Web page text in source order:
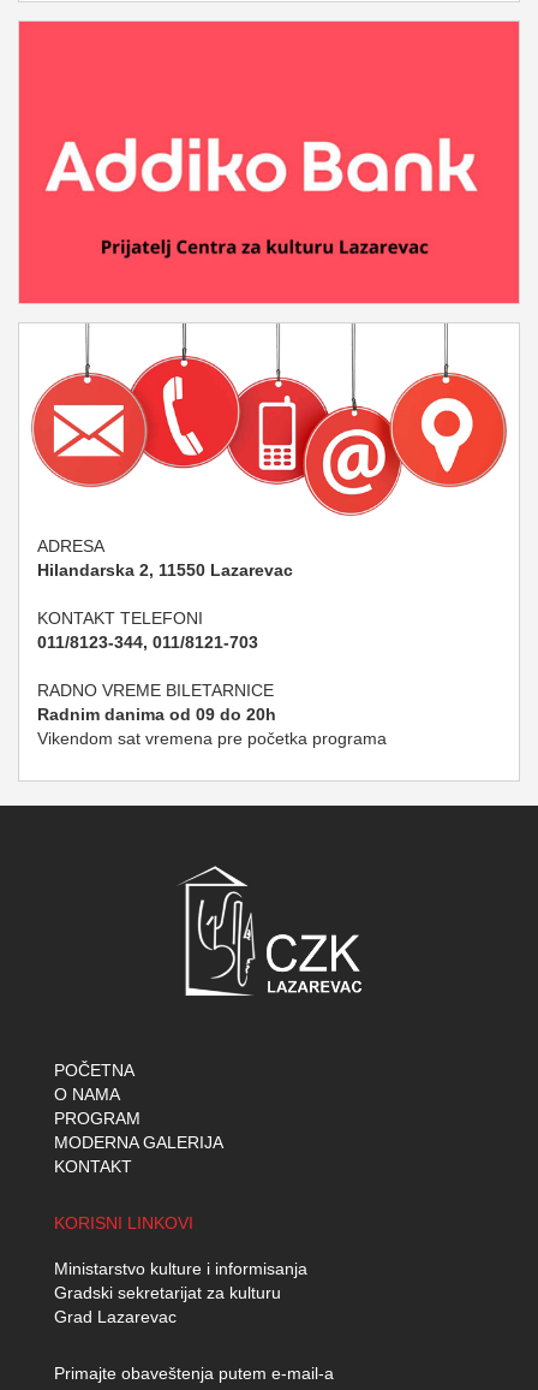
ADRESA
Hilandarska 2, 11550 Lazarevac
KONTAKT TELEFONI
011/8123-344, 011/8121-703
RADNO VREME BILETARNICE
Radnim danima od 09 do 20h
Vikendom sat vremena pre početka programa
POČETNA
O NAMA
PROGRAM
MODERNA GALERIJA
KONTAKT
KORISNI LINKOVI
Ministarstvo kulture i informisanja
Gradski sekretarijat za kulturu
Grad Lazarevac
Primajte obaveštenja putem e-mail-a